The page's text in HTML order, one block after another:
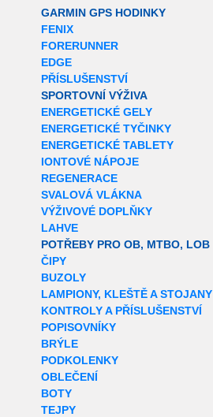
GARMIN GPS HODINKY
FENIX
FORERUNNER
EDGE
PŘÍSLUŠENSTVÍ
SPORTOVNÍ VÝŽIVA
ENERGETICKÉ GELY
ENERGETICKÉ TYČINKY
ENERGETICKÉ TABLETY
IONTOVÉ NÁPOJE
REGENERACE
SVALOVÁ VLÁKNA
VÝŽIVOVÉ DOPLŇKY
LAHVE
POTŘEBY PRO OB, MTBO, LOB
ČIPY
BUZOLY
LAMPIONY, KLEŠTĚ A STOJANY
KONTROLY A PŘÍSLUŠENSTVÍ
POPISOVNÍKY
BRÝLE
PODKOLENKY
OBLEČENÍ
BOTY
TEJPY